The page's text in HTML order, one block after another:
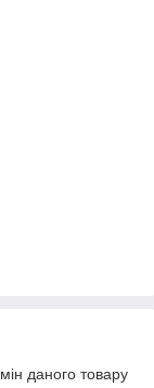
даного товару